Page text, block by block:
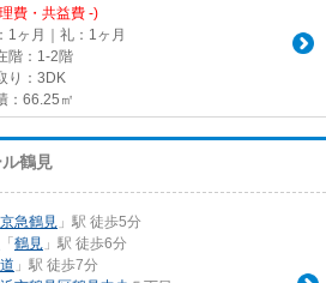
費・共益費 -)
1ヶ月｜礼：1ヶ月
階：1-2階
り：3DK
：66.25㎡
鶴見
京急鶴見 」駅 徒歩5分
「 鶴見 」駅 徒歩6分
」駅 徒歩7分